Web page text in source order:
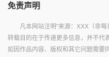
免责声明
凡本网站注明"来源：XXX（非每
转载目的在于传递更多信息，并不代
如因作品内容、版权和其它问题需要